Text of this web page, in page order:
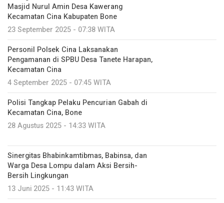
Masjid Nurul Amin Desa Kawerang
Kecamatan Cina Kabupaten Bone
23 September 2025 - 07:38 WITA
Personil Polsek Cina Laksanakan
Pengamanan di SPBU Desa Tanete Harapan,
Kecamatan Cina
4 September 2025 - 07:45 WITA
Polisi Tangkap Pelaku Pencurian Gabah di
Kecamatan Cina, Bone
28 Agustus 2025 - 14:33 WITA
Sinergitas Bhabinkamtibmas, Babinsa, dan
Warga Desa Lompu dalam Aksi Bersih-
Bersih Lingkungan
13 Juni 2025 - 11:43 WITA